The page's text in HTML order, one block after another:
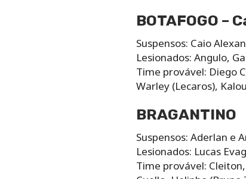
BOTAFOGO –
Suspensos: Caio
Lesionados: Angulo,
Time provável: Diego
Warley (Lecaros),
BRAGANTINO
Suspensos: Aderlan e
Lesionados: Lucas
Time provável: